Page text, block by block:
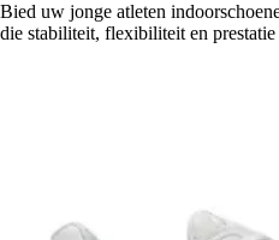
Bied uw jonge atleten
die stabiliteit, flexibiliteit en